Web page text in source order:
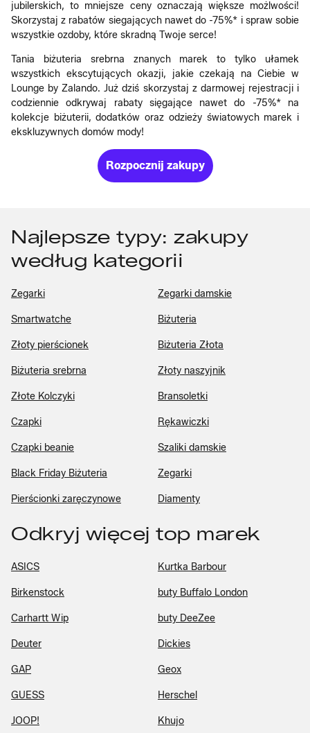
jubilerskich, to mniejsze ceny oznaczają większe możlwości!
Skorzystaj z rabatów siegających nawet do -75%* i spraw sobie
wszystkie ozdoby, które skradną Twoje serce!
Tania biżuteria srebrna znanych marek to tylko ułamek
wszystkich ekscytujących okazji, jakie czekają na Ciebie w
Lounge by Zalando. Już dziś skorzystaj z darmowej rejestracji i
codziennie odkrywaj rabaty sięgające nawet do -75%* na
kolekcje biżuterii, dodatków oraz odzieży światowych marek i
ekskluzywnych domów mody!
Rozpocznij zakupy
Najlepsze typy: zakupy
według kategorii
Zegarki Zegarki damskie
Smartwatche Biżuteria
Złoty pierścionek Biżuteria Złota
Biżuteria srebrna Złoty naszyjnik
Złote Kolczyki Bransoletki
Czapki Rękawiczki
Czapki beanie Szaliki damskie
Black Friday Biżuteria Zegarki
Pierścionki zaręczynowe Diamenty
Odkryj więcej top marek
ASICS Kurtka Barbour
Birkenstock buty Buffalo London
Carhartt Wip buty DeeZee
Deuter Dickies
GAP Geox
GUESS Herschel
JOOP! Khujo